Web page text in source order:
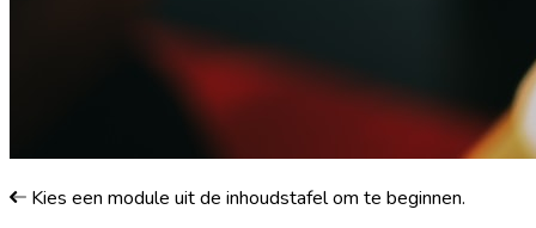
Kies een module uit de inhoudstafel om te beginnen.